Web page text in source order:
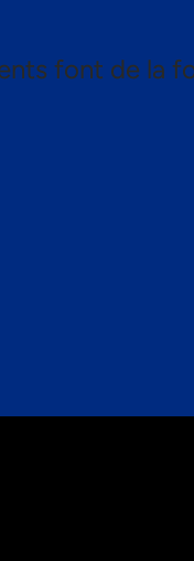
font de la